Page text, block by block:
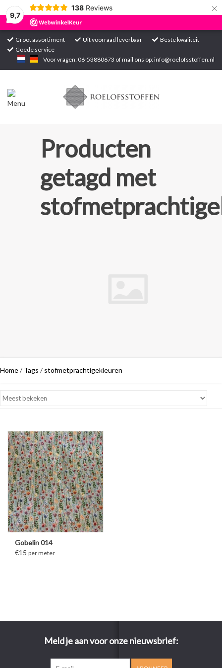
9,7
138 Reviews ×
Groot assortiment Uit voorraad leverbaar
Beste kwaliteit
Goede service
Voor vragen: 06-53880673 of mail ons op:info@roelofsstoffen.nl
Home
Producten
getagd met
Home/ Tags / stofmetprachtigekleuren
Gobelin 014
€15 per meter
Meld je aan voor onze nieuwsbrief: